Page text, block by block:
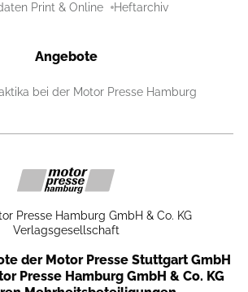
Print & Online Heftarchiv
Angebote
bei der Motor Presse Hamburg
Presse Hamburg GmbH & Co. KG
Verlagsgesellschaft
der Motor Presse Stuttgart GmbH
Presse Hamburg GmbH & Co. KG